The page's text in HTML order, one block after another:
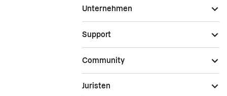
Unternehmen
Support
Community
Juristen